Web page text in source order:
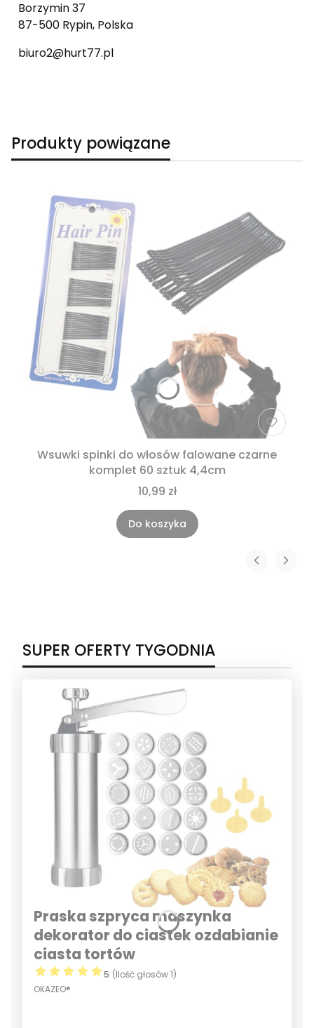
Borzymin 37
87-500 Rypin, Polska
biuro2@hurt77.pl
Produkty powiązane
Wsuwki spinki do włosów falowane czarne
komplet 60 sztuk 4,4cm
10,99 zł
Do koszyka
SUPER OFERTY TYGODNIA
Praska szpryca maszynka
dekorator do ciastek ozdabianie
ciasta tortów
5 (Ilość głosów 1)
OKAZEO®